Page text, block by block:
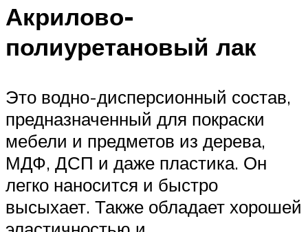
Акрилово-
полиуретановый лак
Это водно-дисперсионный состав,
предназначенный для покраски
мебели и предметов из дерева,
МДФ, ДСП и даже пластика. Он
легко наносится и быстро
высыхает. Также обладает хорошей